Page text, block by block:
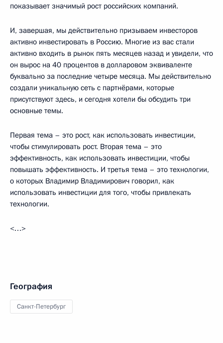
показывает значимый рост российских компаний.
И, завершая, мы действительно призываем инвесторов
активно инвестировать в Россию. Многие из вас стали
активно входить в рынок пять месяцев назад и увидели, что
он вырос на 40 процентов в долларовом эквиваленте
буквально за последние четыре месяца. Мы действительно
создали уникальную сеть с партнёрами, которые
присутствуют здесь, и сегодня хотели бы обсудить три
основные темы.
Первая тема – это рост, как использовать инвестиции,
чтобы стимулировать рост. Вторая тема – это
эффективность, как использовать инвестиции, чтобы
повышать эффективность. И третья тема – это технологии,
о которых Владимир Владимирович говорил, как
использовать инвестиции для того, чтобы привлекать
технологии.
<…>
География
Санкт-Петербург